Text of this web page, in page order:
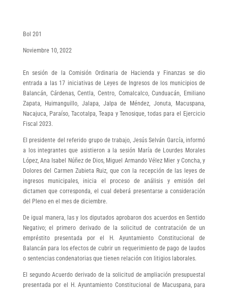
Bol 201
Noviembre 10, 2022
En sesión de la Comisión Ordinaria de Hacienda y Finanzas se dio
entrada a las 17 iniciativas de Leyes de Ingresos de los municipios de
Balancán, Cárdenas, Centla, Centro, Comalcalco, Cunduacán, Emiliano
Zapata, Huimanguillo, Jalapa, Jalpa de Méndez, Jonuta, Macuspana,
Nacajuca, Paraíso, Tacotalpa, Teapa y Tenosique, todas para el Ejercicio
Fiscal 2023.
El presidente del referido grupo de trabajo, Jesús Selván García, informó
a los integrantes que asistieron a la sesión María de Lourdes Morales
López, Ana Isabel Núñez de Dios, Miguel Armando Vélez Mier y Concha, y
Dolores del Carmen Zubieta Ruiz, que con la recepción de las leyes de
ingresos municipales, inicia el proceso de análisis y emisión del
dictamen que corresponda, el cual deberá presentarse a consideración
del Pleno en el mes de diciembre.
De igual manera, las y los diputados aprobaron dos acuerdos en Sentido
Negativo; el primero derivado de la solicitud de contratación de un
empréstito presentada por el H. Ayuntamiento Constitucional de
Balancán para los efectos de cubrir un requerimiento de pago de laudos
o sentencias condenatorias que tienen relación con litigios laborales.
El segundo Acuerdo derivado de la solicitud de ampliación presupuestal
presentada por el H. Ayuntamiento Constitucional de Macuspana, para